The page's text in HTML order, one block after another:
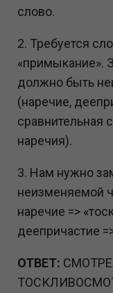
слово.
2. Требуется
«примыкание».
должно быть
(наречие,
сравнительная
наречия).
3. Нам нужно
неизменяемой
наречие =>
деепричастие
ОТВЕТ: